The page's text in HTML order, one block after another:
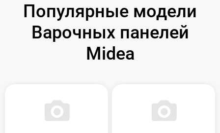
Популярные модели
Варочных панелей
Midea